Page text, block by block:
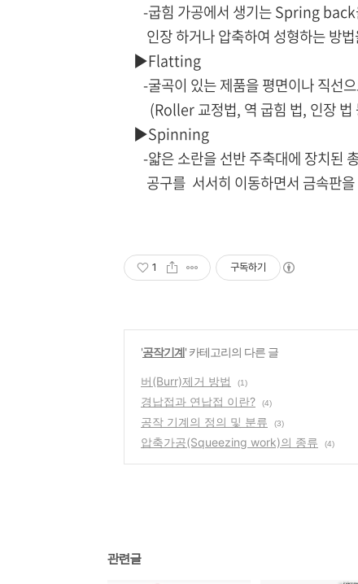
-굽힘 가공에서 생기는 Spring back
인장 하거나 압축하여 성형하는 방법
▶Flatting
-굴곡이 있는 제품을 평면이나 직선
(Roller 교정법, 역 굽힘 법, 인장 법
▶Spinning
-얇은 소란을 선반 주축대에 장치된
공구를 서서히 이동하면서 금속판
1 구독하기
'공작기계' 카테고리의 다른 글
버(Burr)제거 방법 (1)
경납접과 연납접 이란? (4)
공작 기계의 정의 및 분류 (3)
압축가공(Squeezing work)의 종류 (4)
관련글